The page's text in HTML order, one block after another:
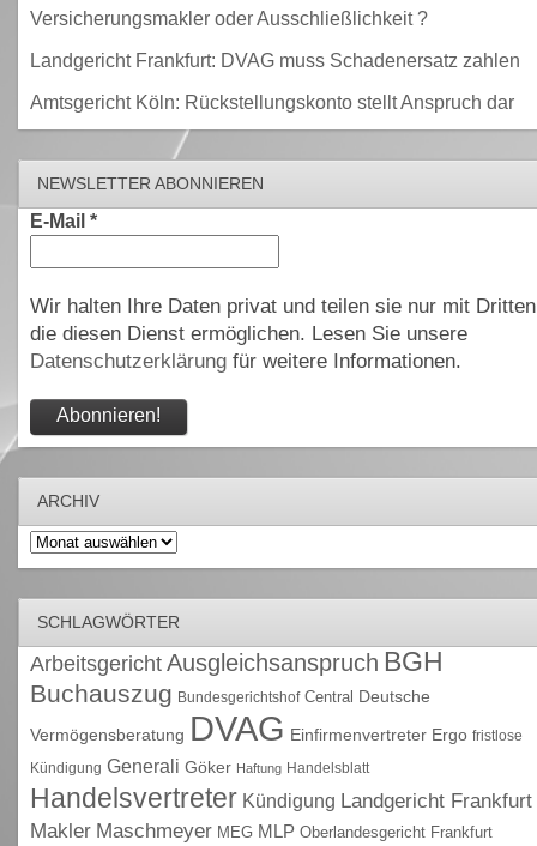
Versicherungsmakler oder Ausschließlichkeit ?
Landgericht Frankfurt: DVAG muss Schadenersatz zahlen
Amtsgericht Köln: Rückstellungskonto stellt Anspruch dar
NEWSLETTER ABONNIEREN
E-Mail *
Wir halten Ihre Daten privat und teilen sie nur mit
die diesen Dienst ermöglichen. Lesen Sie unsere
Datenschutzerklärungfür weitere Informationen.
ARCHIV
Archiv
SCHLAGWÖRTER
Arbeitsgericht Ausgleichsanspruch BGH
Buchauszug Bundesgerichtshof Central Deutsche
Vermögensberatung DVAG Einfirmenvertreter Ergo fristlose
Kündigung Generali Göker Haftung Handelsblatt
Handelsvertreter Kündigung Landgericht Frankfurt
Makler Maschmeyer MEG MLP Oberlandesgericht Frankfurt